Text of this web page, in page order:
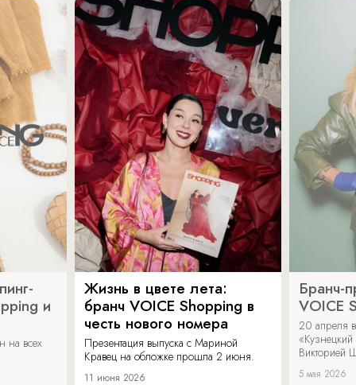
и
на всех
Жизнь в цвете лета:
бранч VOICE Shopping в
честь нового номера
Презентация выпуска с Мариной
Кравец на обложке прошла 2 июня.
11 июня 2026
Бранч-
VOICE
20 апреля
«Кузнецкий
Викторией
5 мая 2026